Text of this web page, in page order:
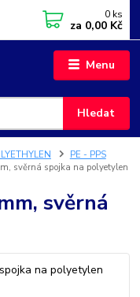
Menu
Hledat
0 ks
za 0,00 Kč
PE - PPS
svěrná spojka na polyetylen
svěrná